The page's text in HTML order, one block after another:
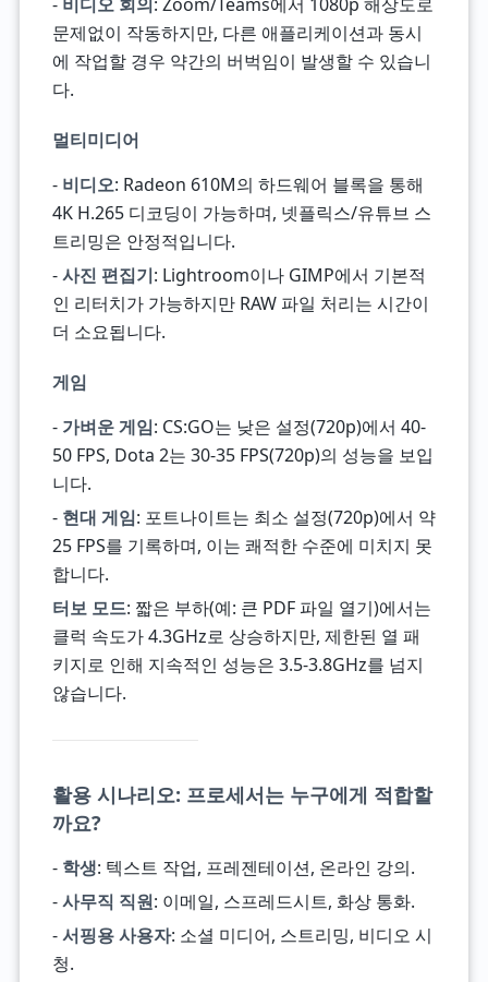
문제없이 작동하지만, 다른 애플리케이션과 동시
에 작업할 경우 약간의 버벅임이 발생할 수 있습니
다.
멀티미디어
- 비디오: Radeon 610M의 하드웨어 블록을 통해
4K H.265 디코딩이 가능하며, 넷플릭스/유튜브 스
트리밍은 안정적입니다.
-사진 편집기: Lightroom이나 GIMP에서 기본적
인 리터치가 가능하지만 RAW 파일 처리는 시간이
더 소요됩니다.
게임
- 가벼운 게임: CS:GO는 낮은 설정(720p)에서 40-
50 FPS, Dota 2는 30-35 FPS(720p)의 성능을 보입
니다.
- 현대 게임: 포트나이트는 최소 설정(720p)에서 약
25 FPS를 기록하며, 이는 쾌적한 수준에 미치지 못
합니다.
터보 모드: 짧은 부하(예: 큰 PDF 파일 열기)에서는
클럭 속도가 4.3GHz로 상승하지만, 제한된 열 패
키지로 인해 지속적인 성능은 3.5-3.8GHz를 넘지
않습니다.
활용 시나리오: 프로세서는 누구에게 적합할
까요?
- 학생: 텍스트 작업, 프레젠테이션, 온라인 강의.
-사무직 직원: 이메일, 스프레드시트, 화상 통화.
-서핑용 사용자: 소셜 미디어, 스트리밍, 비디오 시
청.